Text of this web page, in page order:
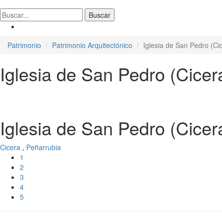
Patrimonio Patrimonio Arquitectónico Iglesia de San Pedro
Iglesia de San Pedro
Iglesia de San Pedro
Cicera , Peñarrubia
1
2
3
4
5